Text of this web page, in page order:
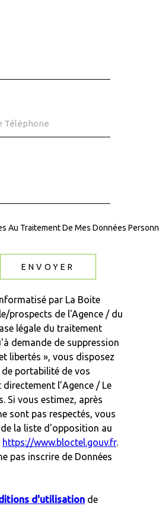
Au Traitement De Mes Données
ENVOYER
par La Boite
prospects de l'Agence / du
légale du traitement
demande de suppression
libertés », vous disposez
portabilité de vos
l’Agence / Le
Si vous estimez, après
sont pas respectés, vous
de la liste d'opposition au
https://www.bloctel.gouv.fr.
pas inscrire de Données
d'utilisation de